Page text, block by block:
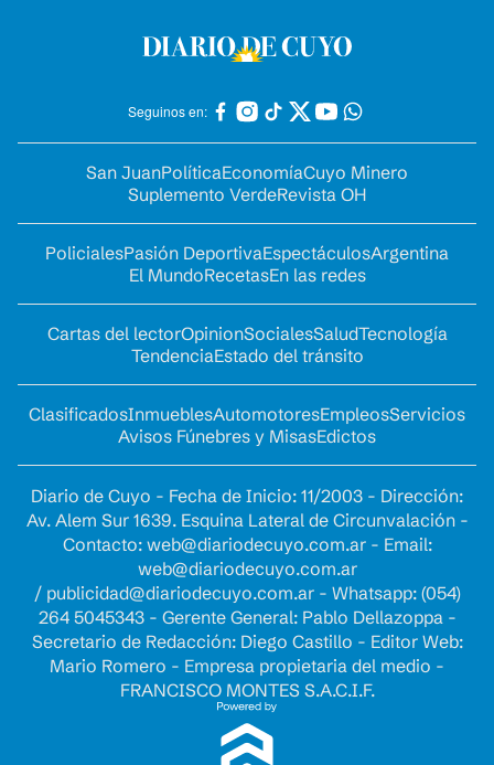
Seguinos en:
San JuanPolíticaEconomíaCuyo Minero
Suplemento VerdeRevista OH
PolicialesPasión DeportivaEspectáculosArgentina
El MundoRecetasEn las redes
Cartas del lectorOpinionSocialesSaludTecnología
TendenciaEstado del tránsito
ClasificadosInmueblesAutomotoresEmpleosServicios
Avisos Fúnebres y MisasEdictos
Diario de Cuyo - Fecha de Inicio: 11/2003 - Dirección:
Av. Alem Sur 1639. Esquina Lateral de Circunvalación -
Contacto: web@diariodecuyo.com.ar- Email:
web@diariodecuyo.com.ar
/ publicidad@diariodecuyo.com.ar- Whatsapp: (054)
264 5045343 - Gerente General: Pablo Dellazoppa -
Secretario de Redacción: Diego Castillo - Editor Web:
Mario Romero - Empresa propietaria del medio -
FRANCISCO MONTES S.A.C.I.F.